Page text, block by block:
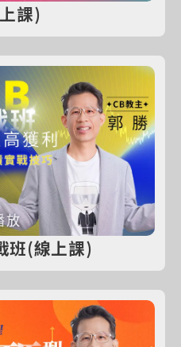
課)
班(線上課)